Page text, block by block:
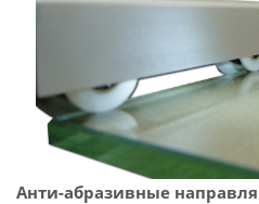
Анти-абразивные